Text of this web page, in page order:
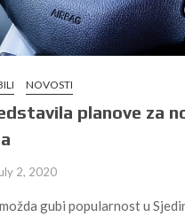
NOVOSTI
planove za
2, 2020
gubi popularnost u